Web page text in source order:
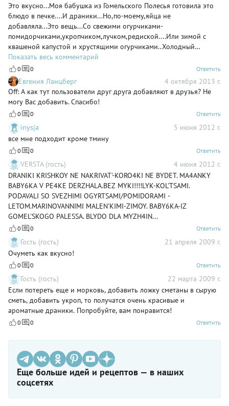
Это вкусно...Моя бабушка из Гомельского Полесья готовила это
блюдо в печке....И драники...Но,по-моему,яйца не
добавляла...Это вещь...Со свежими огурчиками-
помидорчиками,укропчиком,лучком,редиской....Или зимой с
квашеной капустой и хрустящими огурчиками..Холодный
квас,пиво или водочка.....оххх...
Показать весь комментарий
0 0 Ответить
Евгения Ланцберг
4 октября 2013 г.
Off: А как тут пользователи друг друга добавляют в друзья? Не
могу Вас добавить. Спасибо!
0 0 Ответить
inysja
5 июня 2012 г.
все мне подходит кроме тмину
0 0 Ответить
VERSTA (гость)
4 июня 2012 г.
DRANIKI KRISHKOY NE NAKRIVAT'-KORO4KI NE BYDET. MA4ANKY
BABY6KA V PE4KE DERZHALA.BEZ MYKI!!!!LYK-KOL'TSAMI.
PODAVALI SO SVEZHIMI OGYRTSAMI/POMIDORAMI -
LETOM.MARINOVANNIMI MALEN'KIMI-ZIMOY. BABY6KA-IZ
GOMEL'SKOGO PALESSA. BLYDO DLA MYZH4IN...
0 0 Ответить
Гость (гость)
21 апреля 2009 г.
Очуметь как вкусно!
0 0 Ответить
Гость (гость)
22 марта 2009 г.
Если потереть еще и морковь, добавить ложку сметаны в сырую
сметь, добавить укроп, то получатся очень красивые и
ароматные драники. Попробуйте, вам понравится!
0 0 Ответить
Еще больше идей и рецептов — в наших
соцсетях